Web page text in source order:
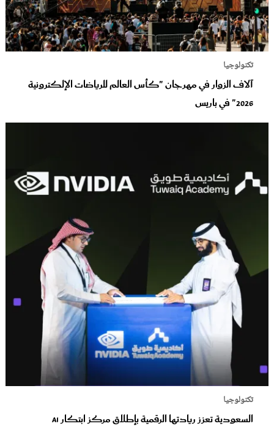
تكنولوجيا
آلاف الزوار في مهرجان "كأس العالم للرياضات الإلكترونية
2026" في باريس
تكنولوجيا
السعودية تعزز ريادتها الرقمية بإطلاق مركز ابتكار AI